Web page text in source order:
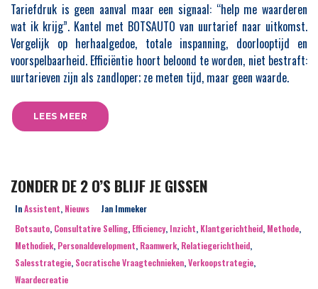
Tariefdruk is geen aanval maar een signaal: “help me waarderen
wat ik krijg”. Kantel met BOTSAUTO van uurtarief naar uitkomst.
Vergelijk op herhaalgedoe, totale inspanning, doorlooptijd en
voorspelbaarheid. Efficiëntie hoort beloond te worden, niet bestraft:
uurtarieven zijn als zandloper; ze meten tijd, maar geen waarde.
LEES MEER
ZONDER DE 2 O’S BLIJF JE GISSEN
InAssistent, Nieuws
Jan Immeker
Botsauto, Consultative Selling, Efficiency, Inzicht, Klantgerichtheid, Methode,
Methodiek, Personaldevelopment, Raamwerk, Relatiegerichtheid,
Salesstrategie, Socratische Vraagtechnieken,Verkoopstrategie,
Waardecreatie